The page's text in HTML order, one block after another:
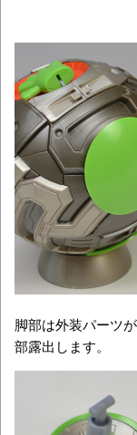
脚部は外装パーツ
部露出します。